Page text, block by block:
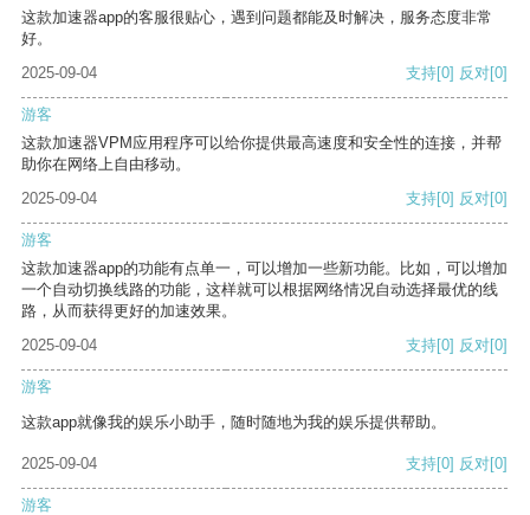
这款加速器app的客服很贴心，遇到问题都能及时解决，服务态度非常
好。
2025-09-04
支持[0] 反对[0]
游客
这款加速器VPM应用程序可以给你提供最高速度和安全性的连接，并帮
助你在网络上自由移动。
2025-09-04
支持[0] 反对[0]
游客
这款加速器app的功能有点单一，可以增加一些新功能。比如，可以增加
一个自动切换线路的功能，这样就可以根据网络情况自动选择最优的线
路，从而获得更好的加速效果。
2025-09-04
支持[0] 反对[0]
游客
这款app就像我的娱乐小助手，随时随地为我的娱乐提供帮助。
2025-09-04 支持[0] 反对[0]
游客